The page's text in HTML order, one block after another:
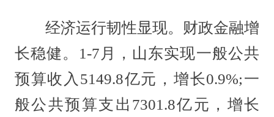
经济运行韧性显现。财政金融增
长稳健。1-7月，山东实现一般公共
预算收入5149.8亿元，增长0.9%;一
般公共预算支出7301.8亿元，增长